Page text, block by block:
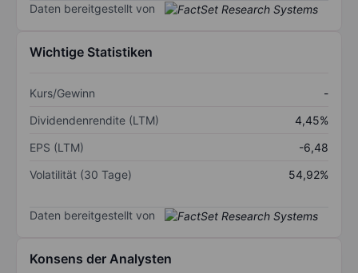
Daten bereitgestellt von
Wichtige Statistiken
Kurs/Gewinn
-
Dividendenrendite (LTM)
4,45%
EPS (LTM)
-6,48
Volatilität (30 Tage)
54,92%
Daten bereitgestellt von
Konsens der Analysten